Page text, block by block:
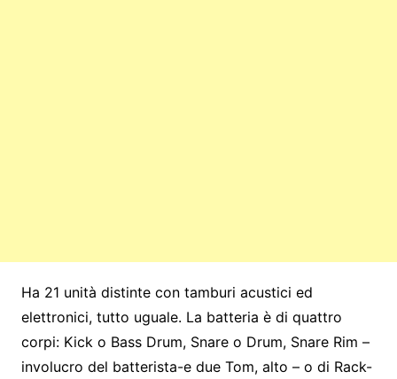
Ha 21 unità distinte con tamburi acustici ed
elettronici, tutto uguale. La batteria è di quattro
corpi: Kick o Bass Drum, Snare o Drum, Snare Rim –
involucro del batterista-e due Tom, alto – o di Rack-